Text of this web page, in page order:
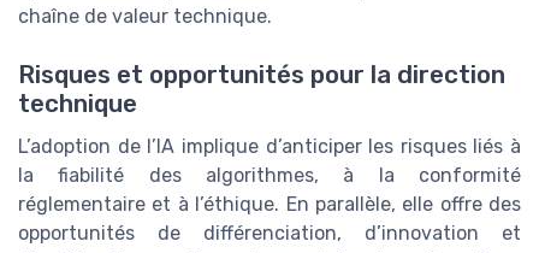
chaîne de valeur technique.
Risques et opportunités pour la direction
technique
L’adoption de l’IA implique d’anticiper les risques liés à
la fiabilité des algorithmes, à la conformité
réglementaire et à l’éthique. En parallèle, elle offre des
opportunités de différenciation, d’innovation et